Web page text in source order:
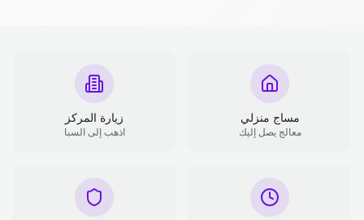
مساج منزلي
معالج يصل إليك
زيارة المركز
اذهب إلى السبا